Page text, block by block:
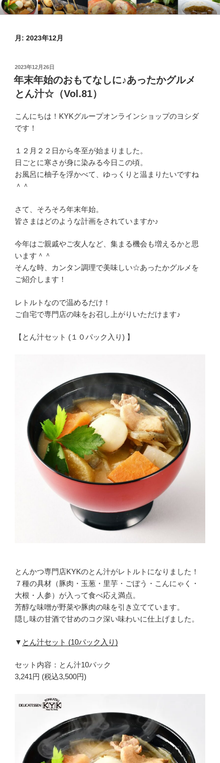
コ
ン
KYKオンラインブログ
特集 ～オンラインショップ～
月: 2023年12月
投
稿
日:
2023年12月26日
年末年始のおもてなしに♪あったかグルメ
とん汁☆（Vol.81）
こんにちは！KYKグループオンラインショップのヨシダ
です！
１２月２２日から冬至が始まりました。
日ごとに寒さが身に染みる今日この頃。
お風呂に柚子を浮かべて、ゆっくりと温まりたいですね
＾＾
さて、そろそろ年末年始。
皆さまはどのような計画をされていますか♪
今年はご親戚やご友人など、集まる機会も増えるかと思
います＾＾
そんな時、カンタン調理で美味しい☆あったかグルメを
ご紹介します！
レトルトなので温めるだけ！
ご自宅で専門店の味をお召し上がりいただけます♪
【とん汁セット (１０パック入り) 】
とんかつ専門店KYKのとん汁がレトルトになりました！
７種の具材（豚肉・玉葱・里芋・ごぼう・こんにゃく・
大根・人参）が入って食べ応え満点。
芳醇な味噌が野菜や豚肉の味を引き立てています。
隠し味の甘酒で甘めのコク深い味わいに仕上げました。
▼ とん汁セット (10パック入り)
セット内容：とん汁10パック
3,241円 (税込3,500円)